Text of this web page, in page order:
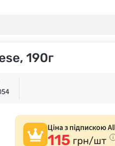
190г
Ціна з підпискою
115 грн/шт